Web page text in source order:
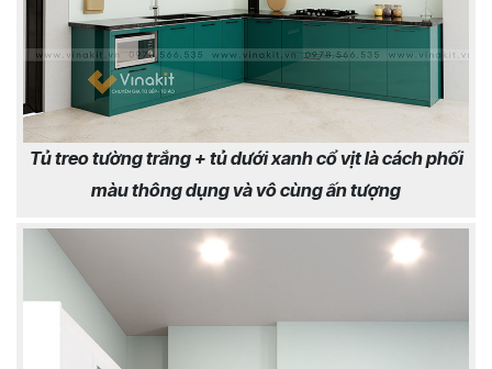
Tủ treo tường trắng + tủ dưới xanh cổ vịt là cách phối
màu thông dụng và vô cùng ấn tượng